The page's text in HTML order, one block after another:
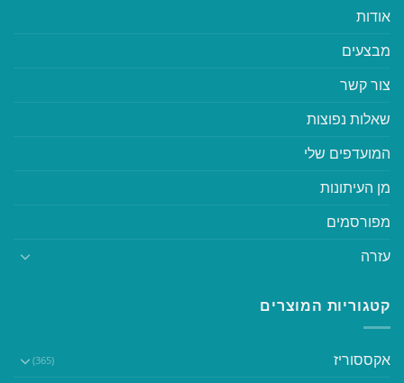
אודות
מבצעים
צור קשר
שאלות נפוצות
המועדפים שלי
מן העיתונות
מפורסמים
עזרה
קטגוריות המוצרים
אקססוריז (365)